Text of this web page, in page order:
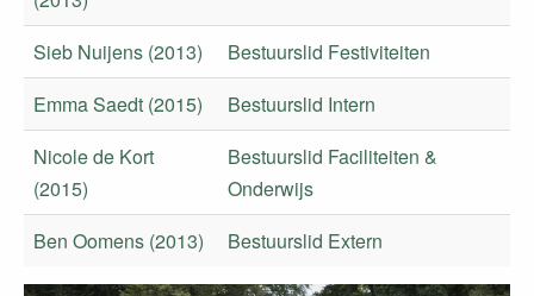
Sieb Nuijens (2013)
Bestuurslid Festiviteiten
Emma Saedt (2015)
Bestuurslid Intern
Nicole de Kort
(2015)
Bestuurslid Faciliteiten &
Onderwijs
Ben Oomens (2013)
Bestuurslid Extern